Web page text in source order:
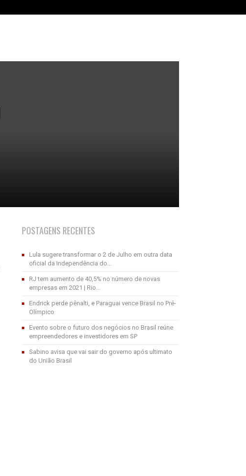
POSTAGENS RECENTES
Lula sugere transformar o 2 de Julho em outra data
oficial da Independência do...
RJ tem aumento de 40,5% no número de novas
empresas em 2021 | Rio...
Endrick perde pênalti, e Paraguai vence Brasil no Pré-
Olímpico
Evento sobre o futuro dos negócios no Brasil reúne
empreendedores e investidores em SP
Sabino avisa que vai sair do governo após ultimato
do União Brasil